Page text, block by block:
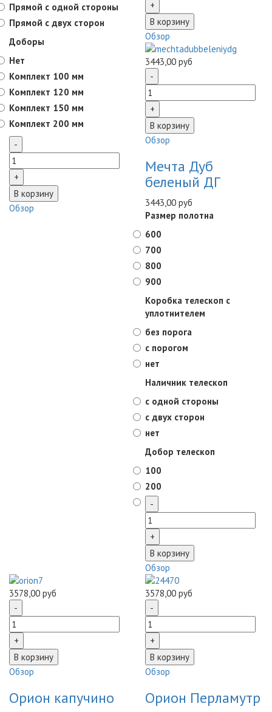
Прямой с одной стороны
Прямой с двух сторон
Доборы
Нет
Комплект 100 мм
Комплект 120 мм
Комплект 150 мм
Комплект 200 мм
Обзор
Обзор
3443,00 руб
Обзор
Мечта Дуб
беленый ДГ
3443,00 руб
Размер полотна
600
700
800
900
Коробка телескоп с
уплотнителем
без порога
с порогом
нет
Наличник телескоп
с одной стороны
с двух сторон
нет
Добор телескоп
100
200
Обзор
3578,00 руб
Обзор
Орион капучино
3578,00 руб
Обзор
Орион Перламутр